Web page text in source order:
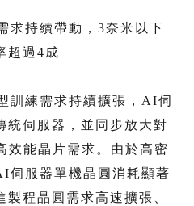
求持續帶動，3奈米以下
超過4成
訓練需求持續擴張，AI伺
統伺服器，並同步放大對
能晶片需求。由於高密
伺服器單機晶圓消耗顯著
程晶圓需求高速擴張、